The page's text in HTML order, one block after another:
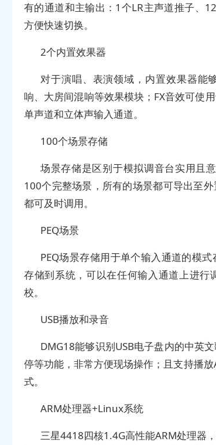
有的通道和主输出：1个LR主声道推子、
方便快速切换。
2个内置效果器
对于演唱、表演领域，内置效果器能
响、大房间混响等效果模块；FX音效可使
单声道和立体声输入通道。
100个场景存储
场景存储是区别于模拟调音台实用且
100个完整场景，所有的场景都可导出至
都可及时调用。
PEQ场景
PEQ场景存储用于单个输入通道的模
存储到系统，可以在任何输入通道上进行
校。
USB播放和录音
DMG18能够识别USB电子盘内的中英
停等功能，非常方便现场操作；且支持播放
式。
ARM处理器+Linux系统
三星4418四核1.4G高性能ARM处理器